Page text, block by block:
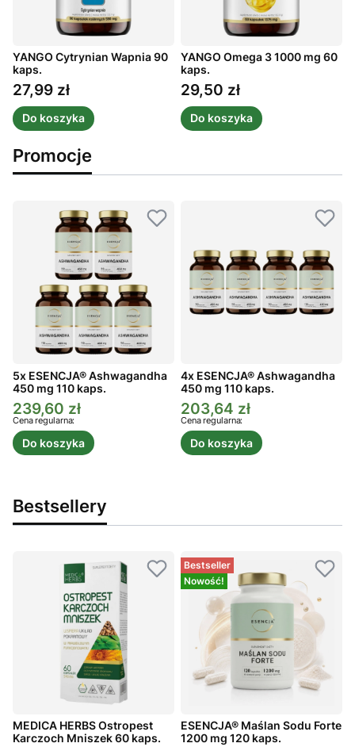
YANGO Cytrynian Wapnia 90
kaps.
Cena
27,99 zł
Do koszyka
YANGO Omega 3 1000 mg 60
kaps.
Cena
29,50 zł
Do koszyka
Promocje
5x ESENCJA® Ashwagandha
450 mg 110 kaps.
Cena promocyjna
239,60 zł
Cena regularna:
Do koszyka
4x ESENCJA® Ashwagandha
450 mg 110 kaps.
Cena promocyjna
203,64 zł
Cena regularna:
Do koszyka
Bestsellery
MEDICA HERBS Ostropest
Karczoch Mniszek 60 kaps.
Bestseller
Nowość!
ESENCJA® Maślan Sodu Forte
1200 mg 120 kaps.